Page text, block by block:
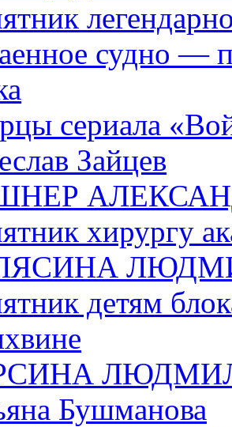
судно —
сериала
Зайцев
хирургу
детям
Бушманова